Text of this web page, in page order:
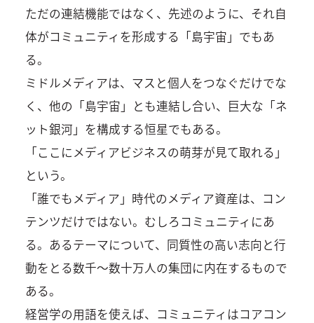
ただの連結機能ではなく、先述のように、それ自
体がコミュニティを形成する「島宇宙」でもあ
る。
ミドルメディアは、マスと個人をつなぐだけでな
く、他の「島宇宙」とも連結し合い、巨大な「ネ
ット銀河」を構成する恒星でもある。
「ここにメディアビジネスの萌芽が見て取れる」
という。
「誰でもメディア」時代のメディア資産は、コン
テンツだけではない。むしろコミュニティにあ
る。あるテーマについて、同質性の高い志向と行
動をとる数千～数十万人の集団に内在するもので
ある。
経営学の用語を使えば、コミュニティはコアコン